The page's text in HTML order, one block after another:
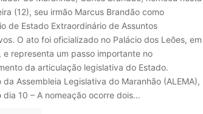
(12), seu irmão Marcus Brandão como
de Estado Extraordinário de Assuntos
O ato foi oficializado no Palácio dos Leões, em
e representa um passo importante no
da articulação legislativa do Estado.
da Assembleia Legislativa do Maranhão (ALEMA),
dia 10 – A nomeação ocorre dois…